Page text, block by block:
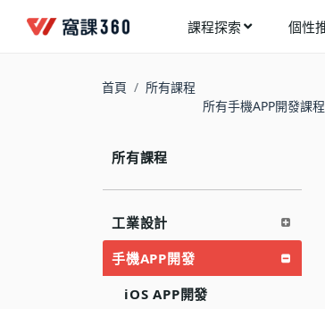
課程探索
手機APP開發
視覺設計
電繪與手繪
個性
架構師
今天想要學什麼?
窩課推薦給您
首頁
所有課程
所有手機APP開發課程
所有課程
工業設計
手機APP開發
iOS APP開發